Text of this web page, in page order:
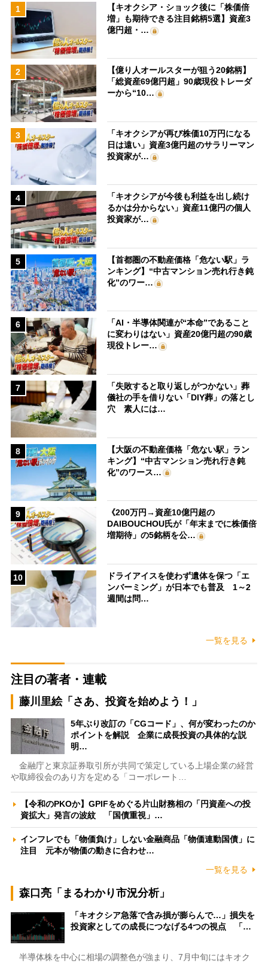
1
【キオクシア・ショック後に「株価倍
増」も期待できる注目銘柄5選】資産3
億円超・…
2
【億り人オールスターが狙う20銘柄】
「総資産69億円超」90歳現役トレーダ
ーから“10…
3
「キオクシアが再び株価10万円になる
日は遠い」資産3億円超のサラリーマン
投資家が…
4
「キオクシアが今後も利益を出し続け
るかは分からない」資産11億円の個人
投資家が…
5
【首都圏の不動産価格「危ない駅」ラ
ンキング】“中古マンション売れ行き鈍
化”のワー…
6
「AI・半導体関連が“本命”であること
に変わりはない」資産20億円超の90歳
現役トレー…
7
「失敗すると取り返しがつかない」葬
儀社の手を借りない「DIY葬」の落とし
穴 素人には…
8
【大阪の不動産価格「危ない駅」ラン
キング】“中古マンション売れ行き鈍
化”のワース…
9
《200万円→資産10億円超の
DAIBOUCHOU氏が「年末までに株価倍
増期待」の5銘柄を公…
10
ドライアイスを使わず遺体を保つ「エ
ンバーミング」が日本でも普及 1～2
週間は問…
一覧を見る
注目の著者・連載
藤川里絵「さあ、投資を始めよう！」
5年ぶり改訂の「CGコード」、何が変わったのか
ポイントを解説 企業に成長投資の具体的な説
明…
金融庁と東京証券取引所が共同で策定している上場企業の経営
や取締役会のあり方を定める「コーポレート…
【令和のPKOか】GPIFをめぐる片山財務相の「円資産への投
資拡大」発言の波紋 「国債重視」…
インフレでも「物価負け」しない金融商品「物価連動国債」に
注目 元本が物価の動きに合わせ…
一覧を見る
森口亮「まるわかり市況分析」
「キオクシア急落で含み損が膨らんで…」損失を
投資家としての成長につなげる4つの視点 「…
半導体株を中心に相場の調整色が強まり、7月中旬にはキオク